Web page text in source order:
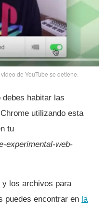
de YouTube se detiene.
habitar las
utilizando esta
tu
experimental-web-
los archivos para
puedes encontrar en la